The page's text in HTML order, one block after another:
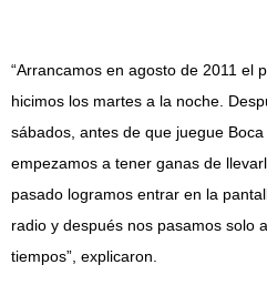
“Arrancamos en agosto de 2011 el
hicimos los martes a la noche.
sábados, antes de que juegue
empezamos a tener ganas de
pasado logramos entrar en la
radio y después nos pasamos solo
tiempos”, explicaron.